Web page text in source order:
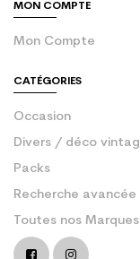
MON COMPTE
Mon Compte
CATÉGORIES
Occasion
Divers / déco
Packs
Recherche avancée
Toutes nos Marques